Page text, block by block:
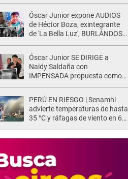
Óscar Junior expone AUDIOS
de Héctor Boza, exintegrante
de 'La Bella Luz', BURLÁNDOSE
de maltrato: "Grábame..."
Óscar Junior SE DIRIGE a
Naldy Saldaña con
IMPENSADA propuesta como
denuncia: "Otro tipo de ley..."
PERÚ EN RIESGO | Senamhi
advierte temperaturas de hasta
35 °C y ráfagas de viento en 6